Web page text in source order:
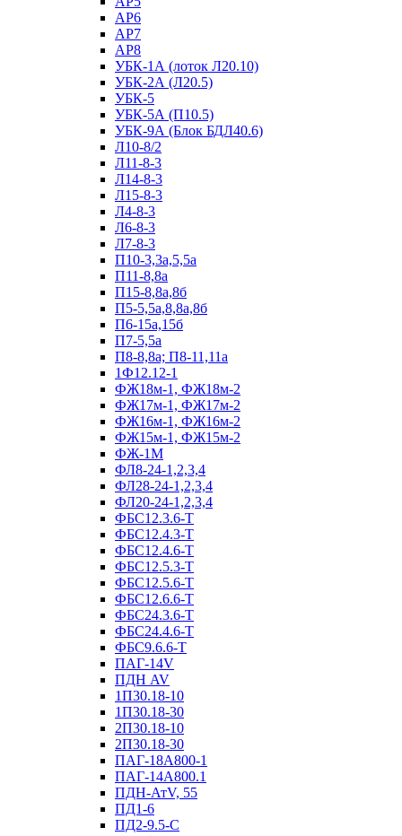
АР6
АР7
АР8
УБК-1А (лоток Л20.10)
УБК-2А (Л20.5)
УБК-5
УБК-5А (П10.5)
УБК-9А (Блок БДЛ40.6)
Л10-8/2
Л11-8-3
Л14-8-3
Л15-8-3
Л4-8-3
Л6-8-3
Л7-8-3
П10-3,3а,5,5а
П11-8,8а
П15-8,8а,8б
П5-5,5а,8,8а,8б
П6-15а,15б
П7-5,5а
П8-8,8а; П8-11,11а
1Ф12.12-1
ФЖ18м-1, ФЖ18м-2
ФЖ17м-1, ФЖ17м-2
ФЖ16м-1, ФЖ16м-2
ФЖ15м-1, ФЖ15м-2
ФЖ-1М
ФЛ8-24-1,2,3,4
ФЛ28-24-1,2,3,4
ФЛ20-24-1,2,3,4
ФБС12.3.6-Т
ФБС12.4.3-Т
ФБС12.4.6-Т
ФБС12.5.3-Т
ФБС12.5.6-Т
ФБС12.6.6-Т
ФБС24.3.6-Т
ФБС24.4.6-Т
ФБС9.6.6-Т
ПАГ-14V
ПДН AV
1П30.18-10
1П30.18-30
2П30.18-10
2П30.18-30
ПАГ-18А800-1
ПАГ-14А800.1
ПДН-АтV, 55
ПД1-6
ПД2-9.5-С